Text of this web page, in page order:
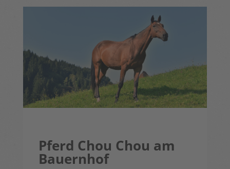
Pferd Chou Chou am
Bauernhof